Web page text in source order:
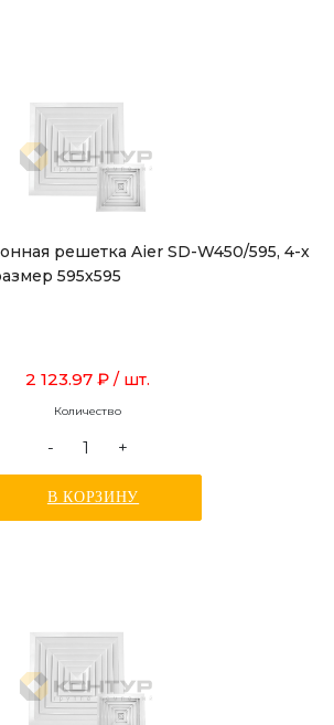
решетка Aier SD-W450/595, 4-х
595х595
2 123.97 ₽ / шт.
Количество
- +
В КОРЗИНУ